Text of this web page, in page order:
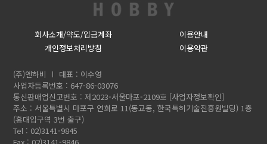
회사소개/약도/입금계좌
이용안내
개인정보처리방침
이용약관
(주)엔하비
대표 : 이수영
사업자등록번호 : 647-86-03076
통신판매업신고번호 : 제2023-서울마포-2109호 [사업자정보확인]
주소 : 서울특별시 마포구 연희로 11(동교동, 한국특허기술진흥원빌딩) 1층
(홍대입구역 3번 출구)
Tel : 02)3141-9845